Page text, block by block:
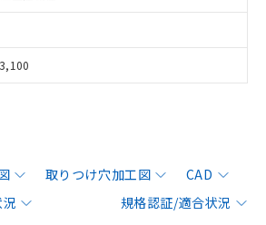
取りつけ穴加工図
CAD
規格認証/適合状況